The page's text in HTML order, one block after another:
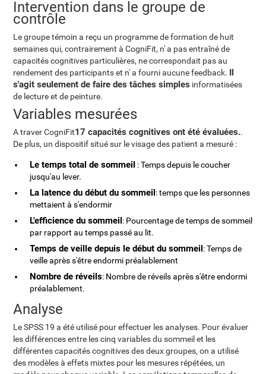
Intervention dans le groupe de
contrôle
Le groupe témoin a reçu un programme de formation de huit
semaines qui, contrairement à CogniFit, n' a pas entraîné de
capacités cognitives particulières, ne correspondait pas au
rendement des participants et n' a fourni aucune feedback. Il
s'agit seulement de faire des tâches simples informatisées
de lecture et de peinture.
Variables mesurées
A traver CogniFit17 capacités cognitives ont été évaluées..
De plus, un dispositif situé sur le visage des patient a mesuré :
Le temps total de sommeil : Temps depuis le coucher
jusqu'au lever.
La latence du début du sommeil: temps que les personnes
mettaient à s'endormir
L'efficience du sommeil: Pourcentage de temps de sommeil
par rapport au temps passé au lit.
Temps de veille depuis le début du sommeil: Temps de
veille après s'être endormi préalablement
Nombre de réveils: Nombre de réveils après s'être endormi
préalablement.
Analyse
Le SPSS 19 a été utilisé pour effectuer les analyses. Pour évaluer
les différences entre les cinq variables du sommeil et les
différentes capacités cognitives des deux groupes, on a utilisé
des modèles à effets mixtes pour les mesures répétées, un